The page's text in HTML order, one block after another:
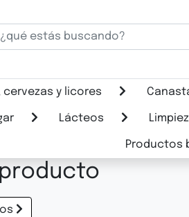
cervezas y licores
Lácteos
Productos